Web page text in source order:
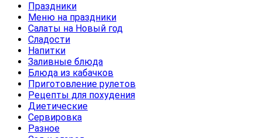
Праздники
Меню на праздники
Салаты на Новый год
Сладости
Напитки
Заливные блюда
Блюда из кабачков
Приготовление рулетов
Рецепты для похудения
Диетические
Сервировка
Разное